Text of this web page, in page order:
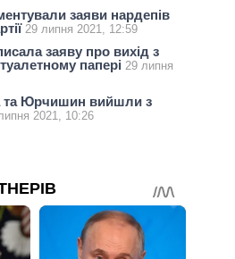
заяви нардепів
29 липня 2021, 12:59
заяву про вихід з
папері 29 липня
та Юрчишин вийшли з
2021, 10:26